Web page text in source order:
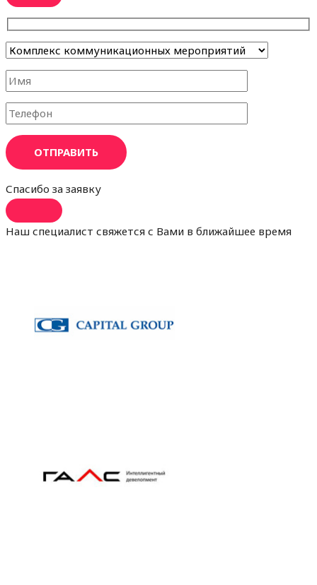
ОТПРАВИТЬ
Спасибо за заявку
Наш специалист свяжется с Вами в ближайшее время